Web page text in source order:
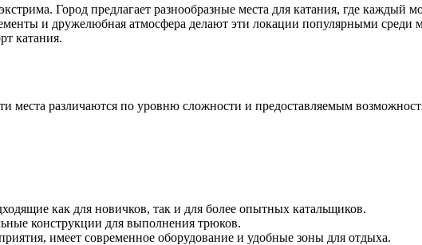
Город предлагает разнообразные места для катания, где каждый
и дружелюбная атмосфера делают эти локации популярными среди
катания.
места различаются по уровню сложности и предоставляемым
как для новичков, так и для более опытных катальщиков.
конструкции для выполнения трюков.
имеет современное оборудование и удобные зоны для отдыха.